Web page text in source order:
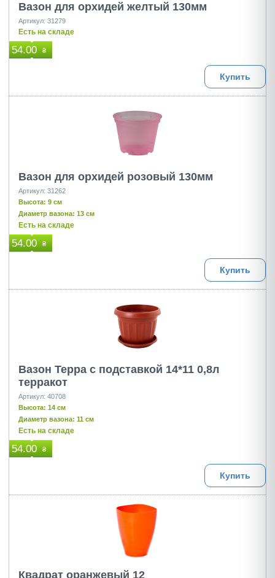
Вазон для орхидей желтый 130мм
Артикул: 31279
Есть на складе
54.00 ₴
Купить
Вазон для орхидей розовый 130мм
Артикул: 31262
Высота: 9 см
Диаметр вазона: 13 см
Есть на складе
54.00 ₴
Купить
Вазон Терра с подставкой 14*11 0,8л
терракот
Артикул: 40708
Высота: 14 см
Диаметр вазона: 11 см
Есть на складе
54.00 ₴
Купить
Квадрат оранжевый 12